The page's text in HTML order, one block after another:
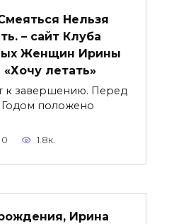
Нельзя
– сайт Клуба
Женщин Ирины
летать»
к завершению. Перед
положено
0 1.8к.
Ирина